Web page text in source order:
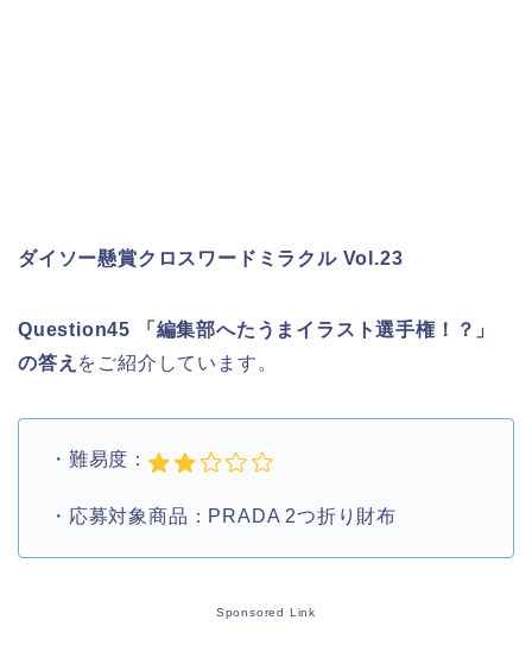
ダイソー懸賞クロスワードミラクル Vol.23
Question45 「編集部へたうまイラスト選手権！？」
の答え をご紹介しています。
・難易度：
・応募対象商品：PRADA 2つ折り財布
Sponsored Link